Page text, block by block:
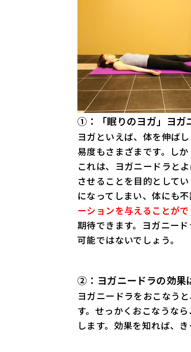
①：「眠りのヨガ」ヨガ
ヨガといえば、体を伸ば
易度もさまざまです。し
これは、ヨガニードラと
させることを目的として
になってしまい、体にも
ーションを与えることがで
期待できます。ヨガニー
可能ではないでしょう。
②：ヨガニードラの効果
ヨガニードラをおこなう
す。せっかくおこなうな
します。効果を知れば、